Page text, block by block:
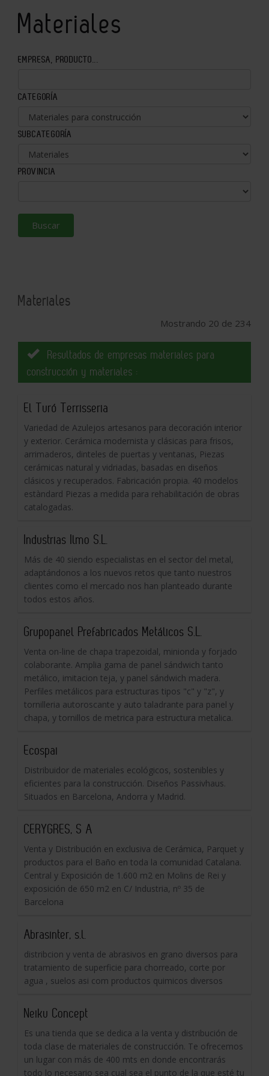
Materiales
EMPRESA, PRODUCTO...
CATEGORÍA
SUBCATEGORÍA
PROVINCIA
Buscar
Materiales
Mostrando 20 de 234
Resultados de empresas materiales para
construcción y materiales :
El Turó Terrisseria
Variedad de Azulejos artesanos para decoración interior
y exterior. Cerámica modernista y clásicas para frisos,
arrimaderos, dinteles de puertas y ventanas, Piezas
cerámicas natural y vidriadas, basadas en diseños
clásicos y recuperados. Fabricación propia. 40 modelos
estàndard Piezas a medida para rehabilitación de obras
catalogadas.
Industrias Ilmo S.L.
Más de 40 siendo especialistas en el sector del metal,
adaptándonos a los nuevos retos que tanto nuestros
clientes como el mercado nos han planteado durante
todos estos años.
Grupopanel Prefabricados Metálicos S.L.
Venta on-line de chapa trapezoidal, minionda y forjado
colaborante. Amplia gama de panel sándwich tanto
metálico, imitacion teja, y panel sándwich madera.
Perfiles metálicos para estructuras tipos "c" y "z", y
tornilleria autoroscante y auto taladrante para panel y
chapa, y tornillos de metrica para estructura metalica.
Ecospai
Distribuidor de materiales ecológicos, sostenibles y
eficientes para la construcción. Diseños Passivhaus.
Situados en Barcelona, Andorra y Madrid.
CERYGRES, S A
Venta y Distribución en exclusiva de Cerámica, Parquet y
productos para el Baño en toda la comunidad Catalana.
Central y Exposición de 1.600 m2 en Molins de Rei y
exposición de 650 m2 en C/ Industria, nº 35 de
Barcelona
Abrasinter, s.l.
distribcion y venta de abrasivos en grano diversos para
tratamiento de superficie para chorreado, corte por
agua , suelos asi com productos quimicos diversos
Neiku Concept
Es una tienda que se dedica a la venta y distribución de
toda clase de materiales de construcción. Te ofrecemos
un lugar con más de 400 mts en donde encontrarás
todo lo necesario sea cual sea el punto de la que esté tu